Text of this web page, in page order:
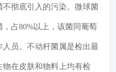
彻底引入的污染。微球菌
占80%以上，该菌同葡萄
员。不动杆菌属是检出最
在皮肤和物料上均有检